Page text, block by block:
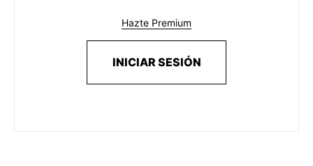
Hazte Premium
INICIAR SESIÓN